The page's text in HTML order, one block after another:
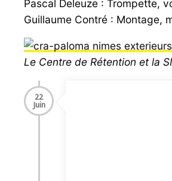
Pascal Deleuze : Trompette,
Guillaume Contré : Montage,
Le Centre de Rétention et la
22
Juin